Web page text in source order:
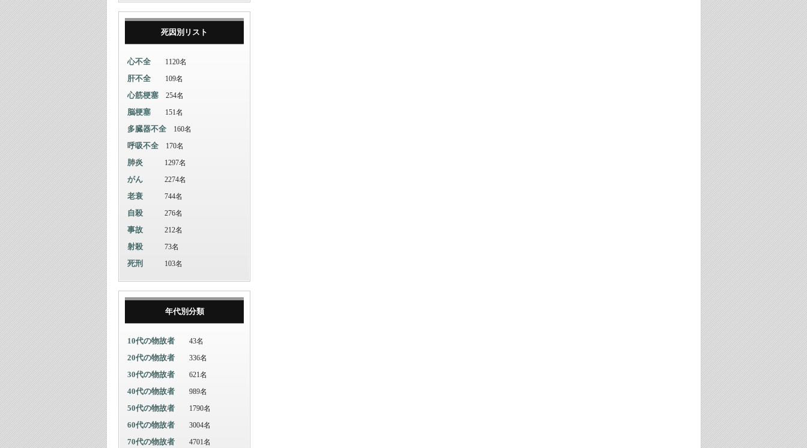
死因別リスト
心不全 1120名
肝不全 109名
心筋梗塞 254名
脳梗塞 151名
多臓器不全 160名
呼吸不全 170名
肺炎 1297名
がん 2274名
老衰 744名
自殺 276名
事故 212名
射殺 73名
死刑 103名
年代別分類
10代の物故者 43名
20代の物故者 336名
30代の物故者 621名
40代の物故者 989名
50代の物故者 1790名
60代の物故者 3004名
70代の物故者 4701名